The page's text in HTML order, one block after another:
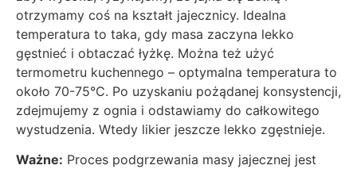
otrzymamy coś na kształt jajecznicy. Idealna
temperatura to taka, gdy masa zaczyna lekko
gęstnieć i obtaczać łyżkę. Można też użyć
termometru kuchennego – optymalna temperatura to
około 70-75°C. Po uzyskaniu pożądanej konsystencji,
zdejmujemy z ognia i odstawiamy do całkowitego
wystudzenia. Wtedy likier jeszcze lekko zgęstnieje.
Ważne: Proces podgrzewania masy jajecznej jest